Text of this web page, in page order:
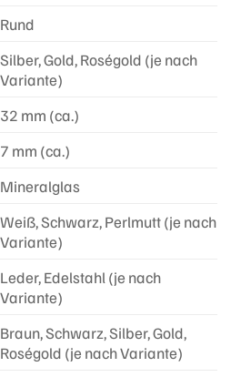
Rund
Silber, Gold, Roségold (je nach
Variante)
32 mm (ca.)
7 mm (ca.)
Mineralglas
Weiß, Schwarz, Perlmutt (je nach
Variante)
Leder, Edelstahl (je nach
Variante)
Braun, Schwarz, Silber, Gold,
Roségold (je nach Variante)